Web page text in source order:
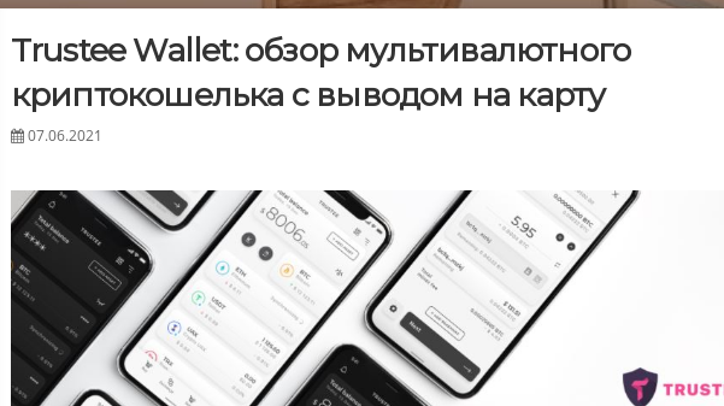
Trustee Wallet: обзор мультивалютного
криптокошелька с выводом на карту
07.06.2021